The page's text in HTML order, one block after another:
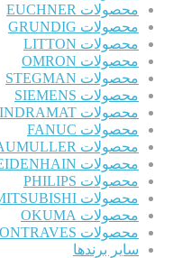
محصولات EUCHNER
محصولات GRUNDIG
محصولات LITTON
محصولات OMRON
محصولات STEGMAN
محصولات SIEMENS
محصولات INDRAMAT
محصولات FANUC
محصولات BAUMULLER
محصولات HEIDENHAIN
محصولات PHILIPS
محصولات MITSUBISHI
محصولات OKUMA
محصولات CONTRAVES
سایر برندها